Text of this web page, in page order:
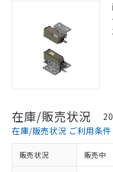
在庫/販売状況
在庫/販売状況 ご利用条件
販売状況 販売中